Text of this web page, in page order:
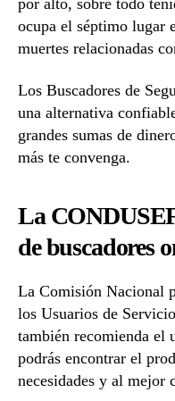
ocupa el séptimo lugar
muertes relacionadas
Los Buscadores de
una alternativa
grandes sumas de
más te convenga.
La
de buscadores
La Comisión Nacional
los Usuarios de
también recomienda el
podrás encontrar el
necesidades y al mejor